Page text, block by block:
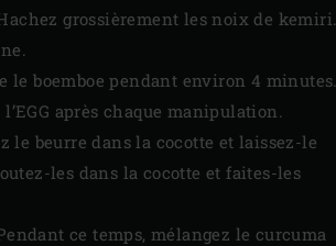
grossièrement les noix de kemiri.
boemboe pendant environ 4 minutes.
après chaque manipulation.
le beurre dans la cocotte et laissez-le
les dans la cocotte et faites-les
ce temps, mélangez le curcuma